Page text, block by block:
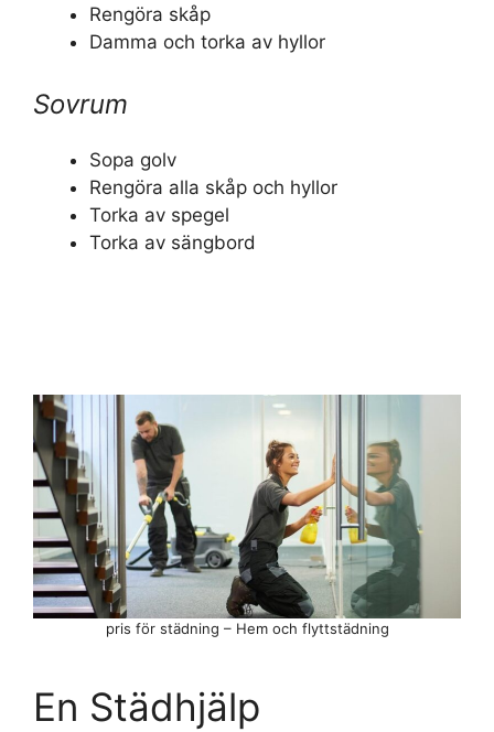
Rengöra skåp
Damma och torka av hyllor
Sovrum
Sopa golv
Rengöra alla skåp och hyllor
Torka av spegel
Torka av sängbord
En Städhjälp
pris för städning – Hem och flyttstädning